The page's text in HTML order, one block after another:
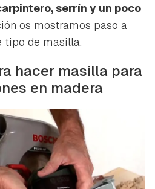
serrín y un poco
os mostramos paso a
tipo de masilla.
hacer masilla para
en madera